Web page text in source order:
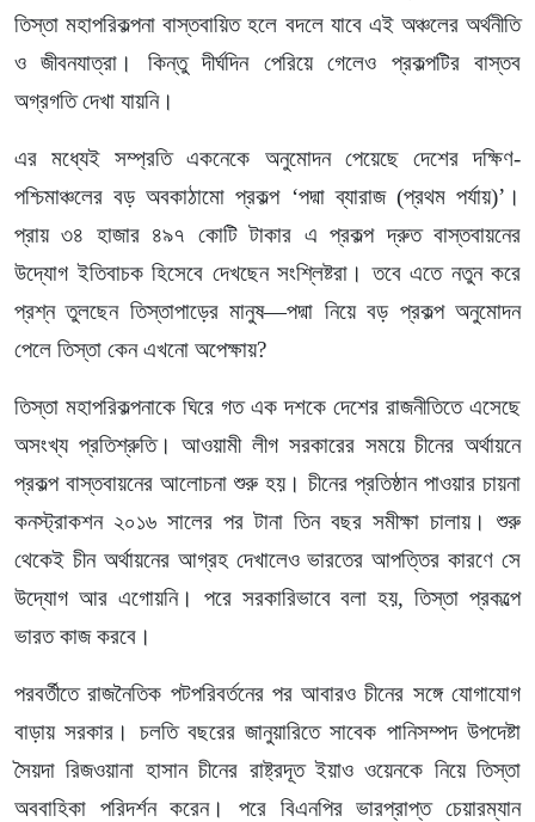
তিস্তা মহাপরিকল্পনা বাস্তবায়িত হলে বদলে যাবে এই অঞ্চলের অর্থনীতি
ও জীবনযাত্রা। কিন্তু দীর্ঘদিন পেরিয়ে গেলেও প্রকল্পটির বাস্তব
অগ্রগতি দেখা যায়নি।
এর মধ্যেই সম্প্রতি একনেকে অনুমোদন পেয়েছে দেশের দক্ষিণ-
পশ্চিমাঞ্চলের বড় অবকাঠামো প্রকল্প ‘পদ্মা ব্যারাজ (প্রথম পর্যায়)’।
প্রায় ৩৪ হাজার ৪৯৭ কোটি টাকার এ প্রকল্প দ্রুত বাস্তবায়নের
উদ্যোগ ইতিবাচক হিসেবে দেখছেন সংশ্লিষ্টরা। তবে এতে নতুন করে
প্রশ্ন তুলছেন তিস্তাপাড়ের মানুষ—পদ্মা নিয়ে বড় প্রকল্প অনুমোদন
পেলে তিস্তা কেন এখনো অপেক্ষায়?
তিস্তা মহাপরিকল্পনাকে ঘিরে গত এক দশকে দেশের রাজনীতিতে এসেছে
অসংখ্য প্রতিশ্রুতি। আওয়ামী লীগ সরকারের সময়ে চীনের অর্থায়নে
প্রকল্প বাস্তবায়নের আলোচনা শুরু হয়। চীনের প্রতিষ্ঠান পাওয়ার চায়না
কনস্ট্রাকশন ২০১৬ সালের পর টানা তিন বছর সমীক্ষা চালায়। শুরু
থেকেই চীন অর্থায়নের আগ্রহ দেখালেও ভারতের আপত্তির কারণে সে
উদ্যোগ আর এগোয়নি। পরে সরকারিভাবে বলা হয়, তিস্তা প্রকল্পে
ভারত কাজ করবে।
পরবর্তীতে রাজনৈতিক পটপরিবর্তনের পর আবারও চীনের সঙ্গে যোগাযোগ
বাড়ায় সরকার। চলতি বছরের জানুয়ারিতে সাবেক পানিসম্পদ উপদেষ্টা
সৈয়দা রিজওয়ানা হাসান চীনের রাষ্ট্রদূত ইয়াও ওয়েনকে নিয়ে তিস্তা
অববাহিকা পরিদর্শন করেন। পরে বিএনপির ভারপ্রাপ্ত চেয়ারম্যান